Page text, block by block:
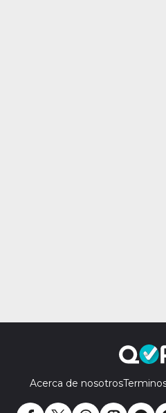
Acerca de nosotros